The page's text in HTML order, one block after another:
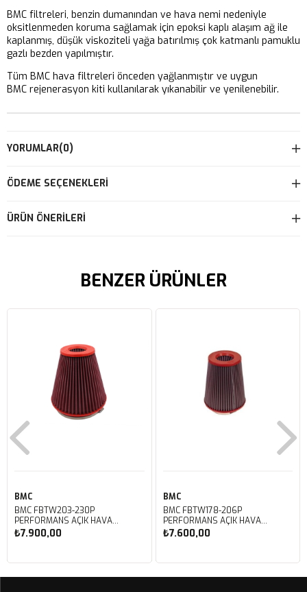
BMC filtreleri, benzin dumanından ve hava nemi nedeniyle
oksitlenmeden koruma sağlamak için epoksi kaplı alaşım ağ ile
kaplanmış, düşük viskoziteli yağa batırılmış çok katmanlı pamuklu
gazlı bezden yapılmıştır.
Tüm BMC hava filtreleri önceden yağlanmıştır ve uygun
BMC rejenerasyon kiti kullanılarak yıkanabilir ve yenilenebilir.
YORUMLAR(0)
ÖDEME SEÇENEKLERI
ÜRÜN ÖNERILERI
BENZER ÜRÜNLER
BMC
BMC FBTW203-230P
PERFORMANS AÇIK HAVA
FİLTRESİ
₺7.900,00
BMC
BMC FBTW178-206P
PERFORMANS AÇIK HAVA
FİLTRESİ
₺7.600,00